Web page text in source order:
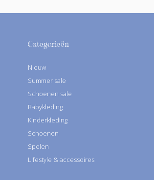
Categorieën
Nieuw
Summer sale
Schoenen sale
Babykleding
Kinderkleding
Schoenen
Spelen
Lifestyle & accessoires